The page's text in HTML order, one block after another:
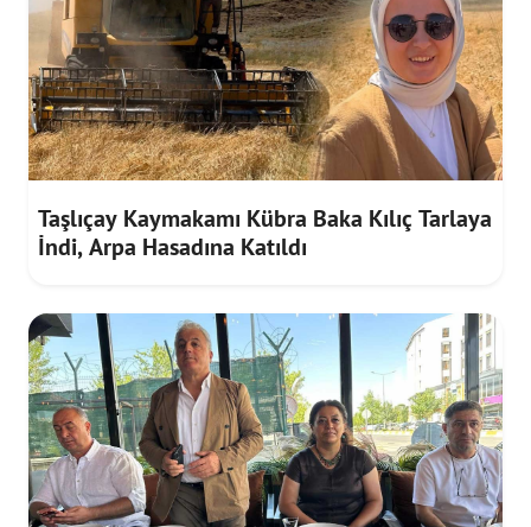
Taşlıçay Kaymakamı Kübra Baka Kılıç Tarlaya
İndi, Arpa Hasadına Katıldı